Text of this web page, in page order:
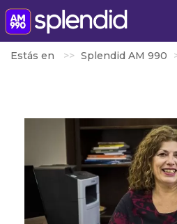
Estás en Splendid AM 990